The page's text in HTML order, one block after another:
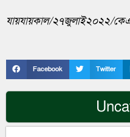
যায়যায়কাল/২৭জুলাই২০২২/
Facebook Twitter